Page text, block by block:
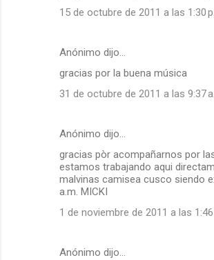
15 de octubre de 2011 a las 1:30
Anónimo dijo…
gracias por la buena música
31 de octubre de 2011 a las 9:37
Anónimo dijo…
gracias pòr acompañarnos por
estamos trabajando aqui
malvinas camisea cusco siendo
a.m. MICKI
1 de noviembre de 2011 a las 1:46
Anónimo dijo…